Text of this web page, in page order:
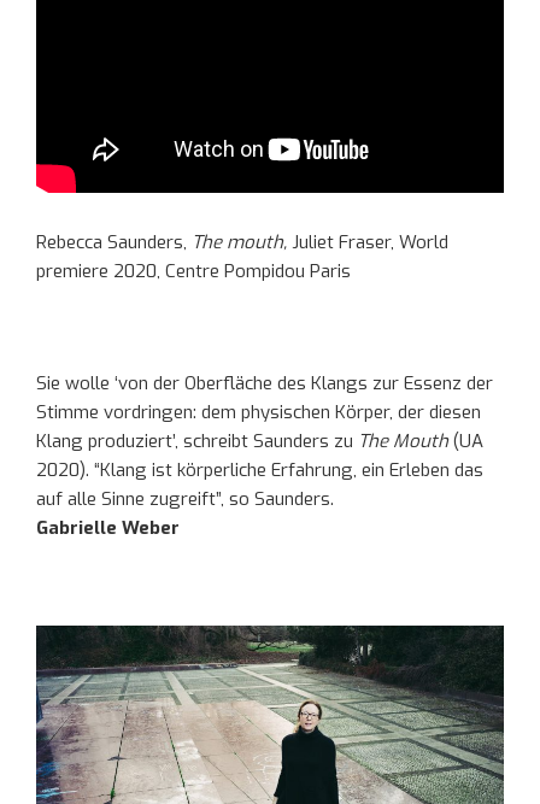
Rebecca Saunders, The mouth, Juliet Fraser, World
premiere 2020, Centre Pompidou Paris
Sie wolle ‘von der Oberfläche des Klangs zur Essenz der
Stimme vordringen: dem physischen Körper, der diesen
Klang produziert’, schreibt Saunders zu The Mouth(UA
2020). “Klang ist körperliche Erfahrung, ein Erleben das
auf alle Sinne zugreift”, so Saunders.
Gabrielle Weber